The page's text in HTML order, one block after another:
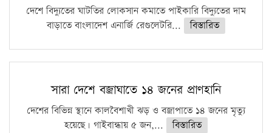
দেশে বিদ্যুতের ঘাটতির লোকসান কমাতে পাইকারি বিদ্যুতের দাম
বাড়াতে বাংলাদেশ এনার্জি রেগুলেটরি...
বিস্তারিত
সারা দেশে বজ্রাঘাতে ১৪ জনের প্রাণহানি
দেশের বিভিন্ন স্থানে কালবৈশাখী ঝড় ও বজ্রাপাতে ১৪ জনের মৃত্যু
হয়েছে। গাইবান্ধায় ৫ জন,...
বিস্তারিত